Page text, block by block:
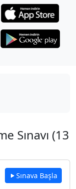
Sınavı (13
Sınava Başla